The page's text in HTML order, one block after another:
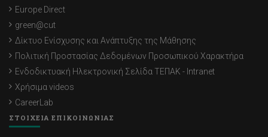
Europe Direct
green@cut
Δίκτυο Ενίσχυσης και Ανάπτυξης της Μάθησης
Πολιτική Προστασίας Δεδομένων Προσωπικού Χαρακτήρα
Ενδοδικτυακή Ηλεκτρονική Σελίδα ΤΕΠΑΚ - Intranet
Χρήσιμα videos
CareerLab
ΣΤΟΙΧΕΙΑ ΕΠΙΚΟΙΝΩΝΙΑΣ